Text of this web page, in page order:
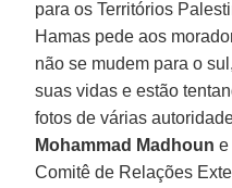
para os Territórios
Hamas pede aos
não se mudem para o
suas vidas e estão
fotos de várias
Mohammad Madhoun e
Comitê de Relações